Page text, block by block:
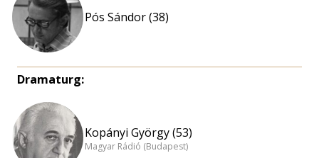
Pós Sándor (38)
Dramaturg:
Kopányi György (53)
Magyar Rádió (Budapest)